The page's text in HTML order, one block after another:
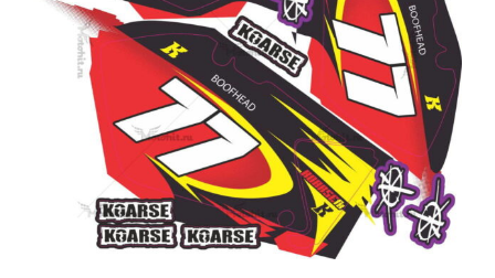
можно
выбрать
странице
товара.